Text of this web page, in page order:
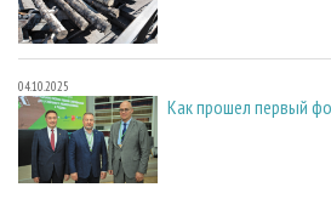
04.10.2025
Как прошел первый